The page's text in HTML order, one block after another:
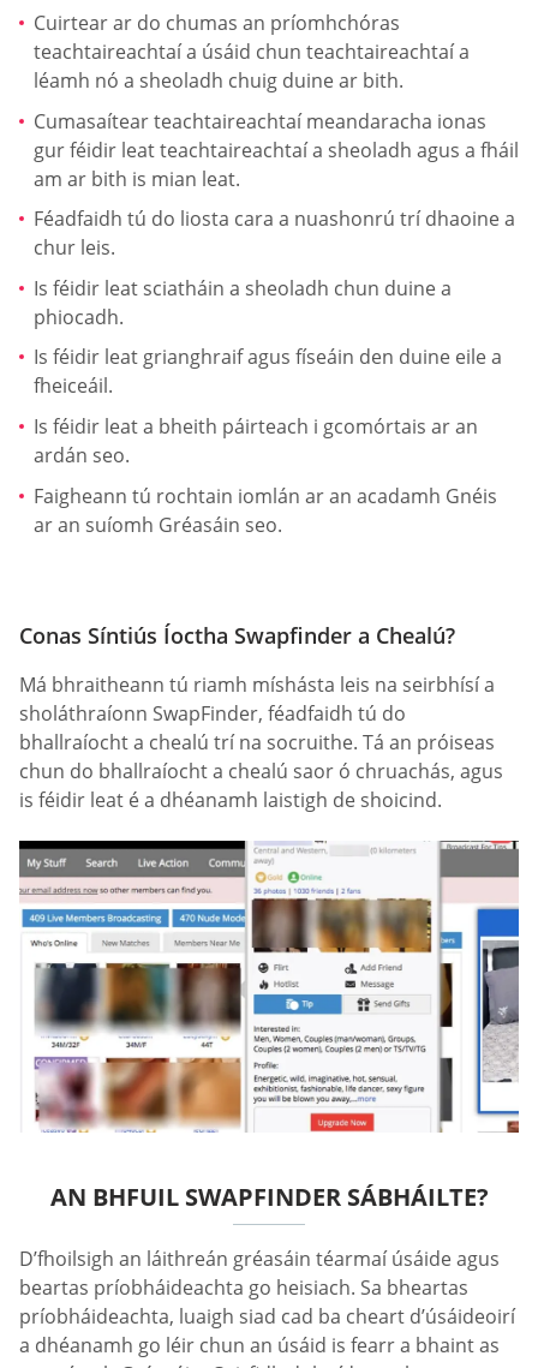
Cuirtear ar do chumas an príomhchóras
teachtaireachtaí a úsáid chun teachtaireachtaí a
léamh nó a sheoladh chuig duine ar bith.
Cumasaítear teachtaireachtaí meandaracha ionas
gur féidir leat teachtaireachtaí a sheoladh agus a fháil
am ar bith is mian leat.
Féadfaidh tú do liosta cara a nuashonrú trí dhaoine a
chur leis.
Is féidir leat sciatháin a sheoladh chun duine a
phiocadh.
Is féidir leat grianghraif agus físeáin den duine eile a
fheiceáil.
Is féidir leat a bheith páirteach i gcomórtais ar an
ardán seo.
Faigheann tú rochtain iomlán ar an acadamh Gnéis
ar an suíomh Gréasáin seo.
Conas Síntiús Íoctha Swapfinder a Chealú?
Má bhraitheann tú riamh míshásta leis na seirbhísí a
sholáthraíonn SwapFinder, féadfaidh tú do
bhallraíocht a chealú trí na socruithe. Tá an próiseas
chun do bhallraíocht a chealú saor ó chruachás, agus
is féidir leat é a dhéanamh laistigh de shoicind.
AN BHFUIL SWAPFINDER SÁBHÁILTE?
D’fhoilsigh an láithreán gréasáin téarmaí úsáide agus
beartas príobháideachta go heisiach. Sa bheartas
príobháideachta, luaigh siad cad ba cheart d’úsáideoirí
a dhéanamh go léir chun an úsáid is fearr a bhaint as